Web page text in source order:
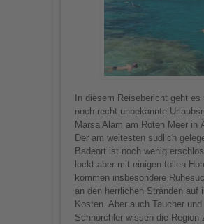
In diesem Reisebericht geht es
noch recht unbekannte
Marsa Alam am Roten Meer in
Der am weitesten südlich
Badeort ist noch wenig
lockt aber mit einigen tollen
kommen insbesondere
an den herrlichen Stränden auf
Kosten. Aber auch Taucher und
Schnorchler wissen die Region